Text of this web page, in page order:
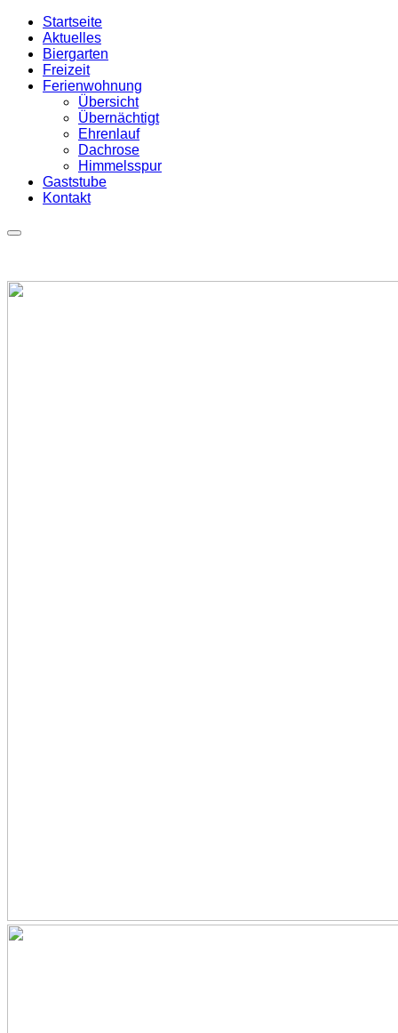
Startseite
Aktuelles
Biergarten
Freizeit
Ferienwohnung
Übersicht
Übernächtigt
Ehrenlauf
Dachrose
Himmelsspur
Gaststube
Kontakt